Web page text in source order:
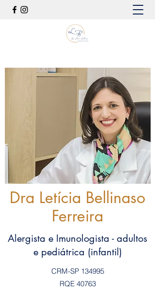
Dra Letícia Bellinaso
Ferreira
Alergista e Imunologista - adultos
e pediátrica (infantil)
CRM-SP 134995
RQE 40763